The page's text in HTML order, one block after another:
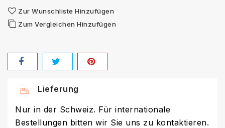
Zur Wunschliste Hinzufügen
Zum Vergleichen Hinzufügen
Lieferung
Nur in der Schweiz. Für internationale
Bestellungen bitten wir Sie uns zu kontaktieren.